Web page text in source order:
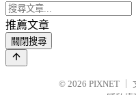
推薦文章
關閉搜尋
© 2026 PIXNET